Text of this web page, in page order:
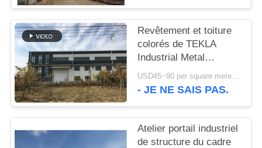
POLITIQUE
DE
CONFIDENTIALITÉ
Revêtement et toiture
colorés de TEKLA
Industrial Metal
Workshop Building
USD45~90 per square meter MOQ:1000 mètres carrés
- JE NE SAIS PAS.
Atelier portail industriel
de structure du cadre